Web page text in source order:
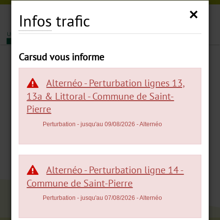
Carsud
HORAIRES
ITINÉRAIRES
POINTS DE VENTE
×
Infos trafic
Carsud vous informe
Alternéo - Perturbation lignes 13,
13a & Littoral - Commune de Saint-
Pierre
Perturbation- jusqu'au 09/08/2026 - Alternéo
Alternéo - Perturbation ligne 14 -
Commune de Saint-Pierre
Perturbation- jusqu'au 07/08/2026 - Alternéo